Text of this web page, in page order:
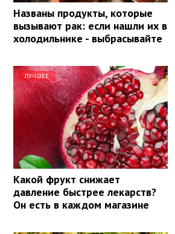
Названы продукты, которые
вызывают рак: если нашли их в
холодильнике - выбрасывайте
ЛУЧШЕЕ
Какой фрукт снижает
давление быстрее лекарств?
Он есть в каждом магазине